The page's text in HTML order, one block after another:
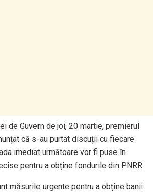
de Guvern de joi, 20 martie, premierul
că s-au purtat discuții cu fiecare
imediat următoare vor fi puse în
pentru a obține fondurile din PNRR.
măsurile urgente pentru a obține banii